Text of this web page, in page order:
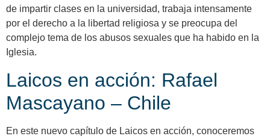
de impartir clases en la universidad, trabaja intensamente
por el derecho a la libertad religiosa y se preocupa del
complejo tema de los abusos sexuales que ha habido en la
Iglesia.
Laicos en acción: Rafael
Mascayano – Chile
En este nuevo capítulo de Laicos en acción, conoceremos